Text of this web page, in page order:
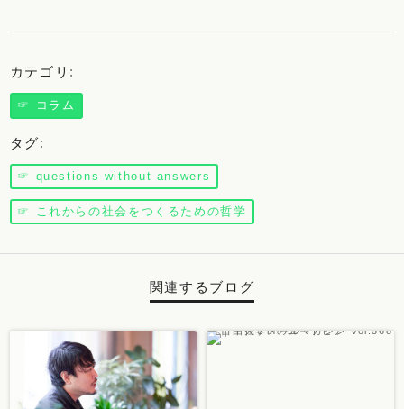
カテゴリ :
☞ コラム
タグ:
☞ questions without answers
☞ これからの社会をつくるための哲学
関連するブログ